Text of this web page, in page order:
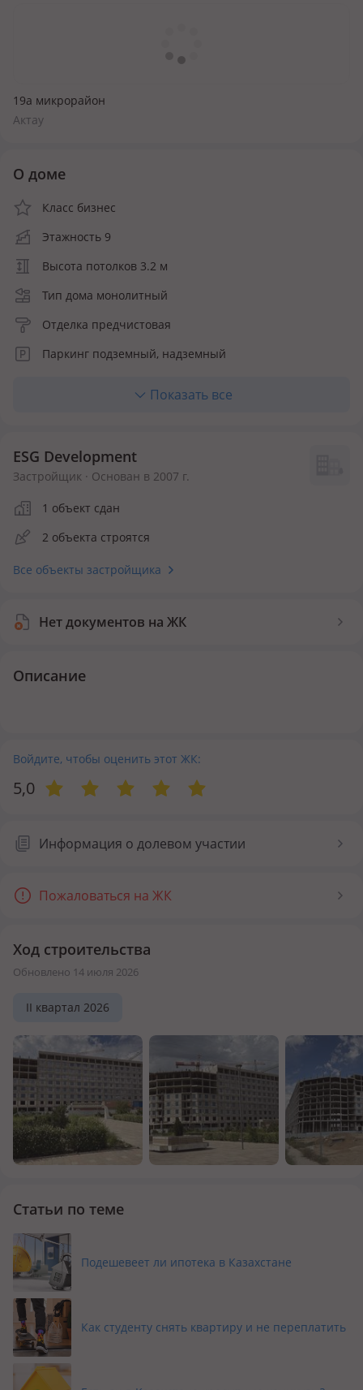
19a микрорайон
Актау
О доме
Класс бизнес
Этажность 9
Высота потолков 3.2 м
Тип дома монолитный
Отделка предчистовая
Паркинг подземный, надземный
Количество квартир 300
Инфраструктура внутри ЖК
Детская площадка Воркаут площадка
Безопасность
Пропускная система
Показать все
ESG Development
Застройщик · Основан в 2007 г.
1 объект сдан
2 объекта строятся
Все объекты застройщика
Нет документов на ЖК
Описание
Войдите, чтобы оценить этот ЖК:
5,0
Информация о долевом участии
Пожаловаться на ЖК
Ход строительства
Обновлено 14 июля 2026
II квартал 2026
Статьи по теме
Подешевеет ли ипотека в Казахстане
Как студенту снять квартиру и не переплатить